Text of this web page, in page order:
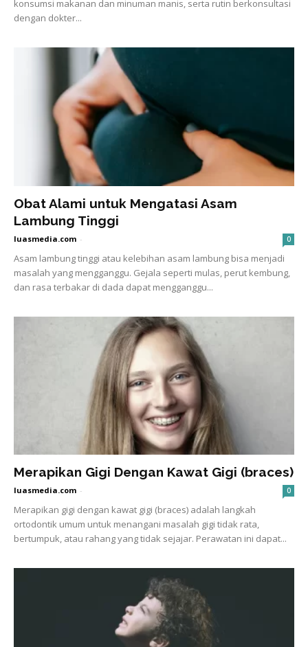
konsumsi makanan dan minuman manis, serta rutin berkonsultasi
dengan dokter...
Obat Alami untuk Mengatasi Asam
Lambung Tinggi
luasmedia.com - 0
Asam lambung tinggi atau kelebihan asam lambung bisa menjadi
masalah yang mengganggu. Gejala seperti mulas, perut kembung,
dan rasa terbakar di dada dapat mengganggu...
Merapikan Gigi Dengan Kawat Gigi (braces)
luasmedia.com - 0
Merapikan gigi dengan kawat gigi (braces) adalah langkah
ortodontik umum untuk menangani masalah gigi tidak rata,
bertumpuk, atau rahang yang tidak sejajar. Perawatan ini dapat...